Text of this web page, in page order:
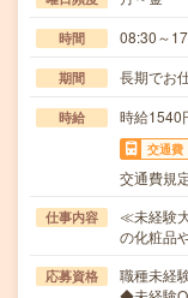
時間 08:30～
期間 長期でお
時給 時給1540
交通費
交通費規
仕事内容
≪未経験
の化粧品
応募資格
職種未経